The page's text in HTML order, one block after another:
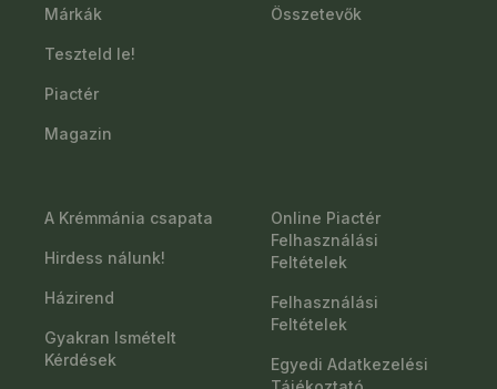
Márkák
Teszteld le!
Piactér
Magazin
Összetevők
A Krémmánia csapata
Hirdess nálunk!
Házirend
Gyakran Ismételt
Kérdések
Online Piactér
Felhasználási
Feltételek
Felhasználási
Feltételek
Egyedi Adatkezelési